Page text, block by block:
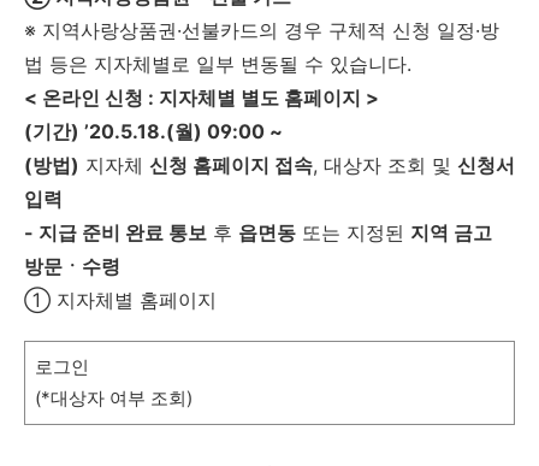
※ 지역사랑상품권·선불카드의 경우 구체적 신청 일정·방
법 등은 지자체별로 일부 변동될 수 있습니다.
< 온라인 신청 : 지자체별 별도 홈페이지 >
(기간) ’20.5.18.(월) 09:00 ~
(방법) 지자체 신청 홈페이지 접속, 대상자 조회 및 신청서
입력
- 지급 준비 완료 통보 후 읍면동 또는 지정된 지역 금고
방문ㆍ수령
① 지자체별 홈페이지
로그인
(*대상자 여부 조회)